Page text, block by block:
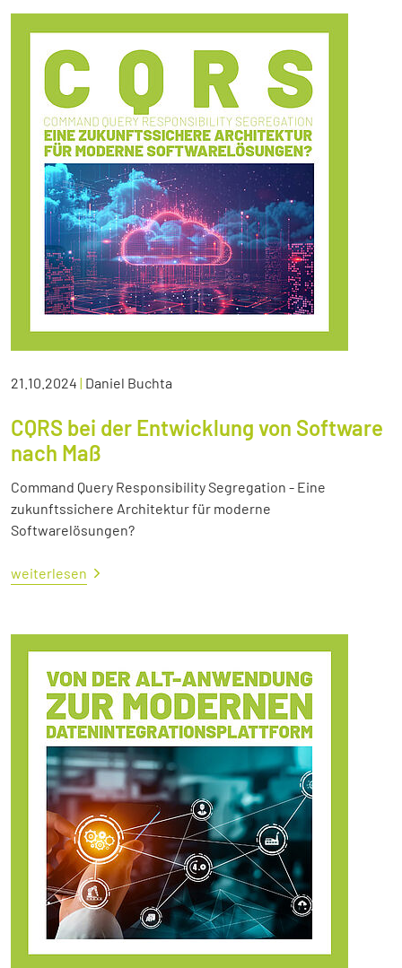
21.10.2024 | Daniel Buchta
CQRS bei der Entwicklung von Software
nach Maß
Command Query Responsibility Segregation - Eine
zukunftssichere Architektur für moderne
Softwarelösungen?
weiterlesen